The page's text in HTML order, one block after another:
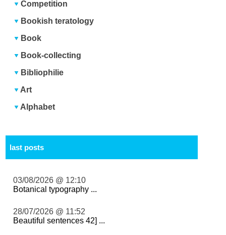
Competition
Bookish teratology
Book
Book-collecting
Bibliophilie
Art
Alphabet
last posts
03/08/2026 @ 12:10
Botanical typography ...
28/07/2026 @ 11:52
Beautiful sentences 42] ...